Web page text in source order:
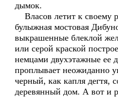
дымок.
Власов летит к своему
булыжная мостовая
выкрашенные блеклой
или серой краской
немцами двухэтажные ее
проплывает неожиданно
черный, как капля дегтя,
деревянный дом. А вот и